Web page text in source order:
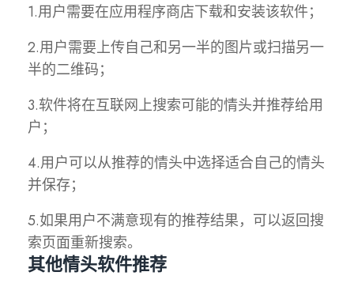
1.用户需要在应用程序商店下载和安装该软件；
2.用户需要上传自己和另一半的图片或扫描另一
半的二维码；
3.软件将在互联网上搜索可能的情头并推荐给用
户；
4.用户可以从推荐的情头中选择适合自己的情头
并保存；
5.如果用户不满意现有的推荐结果，可以返回搜
索页面重新搜索。
其他情头软件推荐